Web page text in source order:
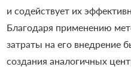
и содействует их
Благодаря применению
затраты на его внедрение
создания аналогичных